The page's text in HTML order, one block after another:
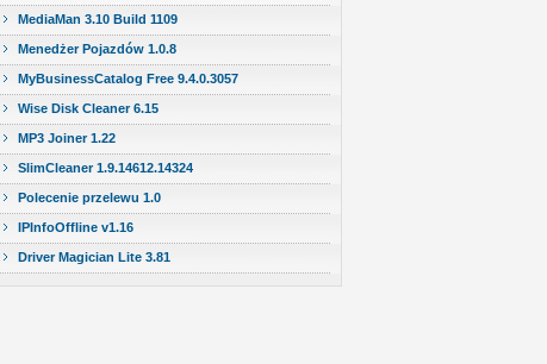
MediaMan 3.10 Build 1109
Menedżer Pojazdów 1.0.8
MyBusinessCatalog Free 9.4.0.3057
Wise Disk Cleaner 6.15
MP3 Joiner 1.22
SlimCleaner 1.9.14612.14324
Polecenie przelewu 1.0
IPInfoOffline v1.16
Driver Magician Lite 3.81